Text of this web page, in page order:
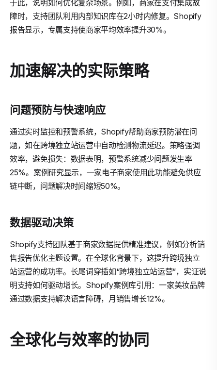
于此，说明如何优化复杂场景。例如，商家在支付集成故
障时，支持团队利用内部知识库在2小时内修复。Shopify
报告显示，专属支持使商家平均效率提升30%。
加速解决的实际策略
问题预防与快速响应
通过实时监控和预警系统，Shopify帮助商家预防潜在问
题，如在跨境独立站运营中自动检测物流延迟。策略强调
效率，避免损失：数据表明，预警系统减少问题发生率
25%。案例研究显示，一家电子商家使用此功能避免供应
链中断，问题解决时间缩短50%。
数据驱动决策
Shopify支持团队基于商家数据提供精准建议，例如分析销
售报告优化主题设置。在全球化背景下，这提升跨境独立
站运营的成功率。长尾词穿插如“跨境独立站运营”，实证说
明支持如何驱动增长。Shopify案例库引用：一家美妆品牌
通过数据支持解决语言障碍，月销售增长12%。
全球化与效率的协同